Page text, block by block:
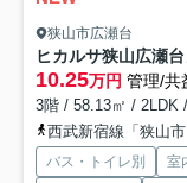
狭山市広瀬台
ヒカルサ狭山広瀬
10.25万円 管理/共
3階 / 58.13㎡ / 2LDK
西武新宿線「狭山市
バス・トイレ別 室